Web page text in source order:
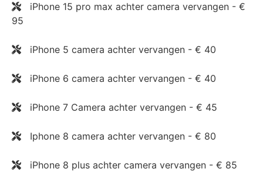
iPhone 15 pro max achter camera vervangen - €
95
iPhone 5 camera achter vervangen - € 40
iPhone 6 camera achter vervangen - € 40
iPhone 7 Camera achter vervangen - € 45
Iphone 8 camera achter vervangen - € 80
iPhone 8 plus achter camera vervangen - € 85